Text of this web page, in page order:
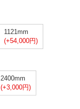
1121mm
(+54,000円)
2400mm
(+3,000円)